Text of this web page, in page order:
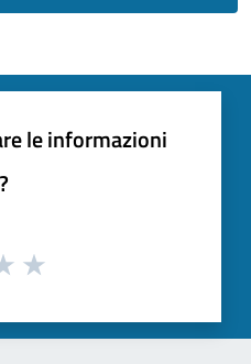
le informazioni